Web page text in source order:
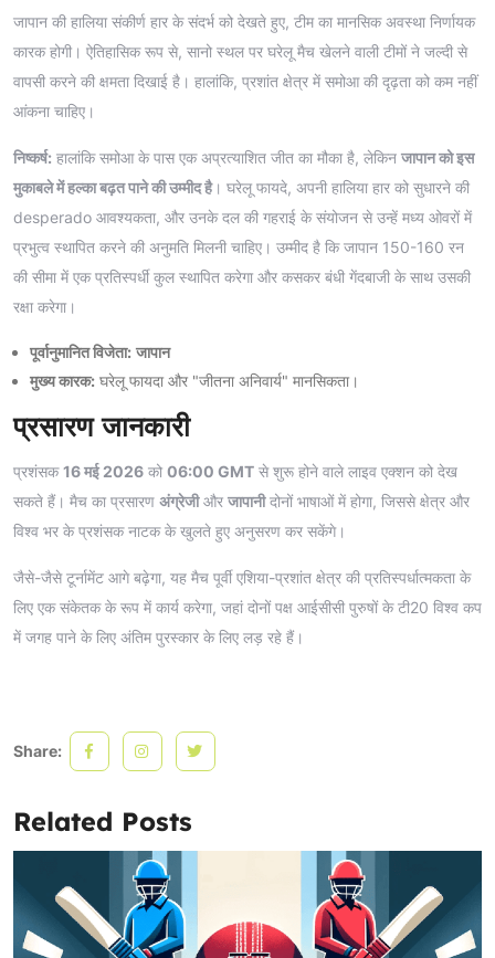
जापान की हालिया संकीर्ण हार के संदर्भ को देखते हुए, टीम का मानसिक अवस्था निर्णायक
कारक होगी। ऐतिहासिक रूप से, सानो स्थल पर घरेलू मैच खेलने वाली टीमों ने जल्दी से
वापसी करने की क्षमता दिखाई है। हालांकि, प्रशांत क्षेत्र में समोआ की दृढ़ता को कम नहीं
आंकना चाहिए।
निष्कर्ष: हालांकि समोआ के पास एक अप्रत्याशित जीत का मौका है, लेकिन जापान को इस
मुकाबले में हल्का बढ़त पाने की उम्मीद है। घरेलू फायदे, अपनी हालिया हार को सुधारने की
desperado आवश्यकता, और उनके दल की गहराई के संयोजन से उन्हें मध्य ओवरों में
प्रभुत्व स्थापित करने की अनुमति मिलनी चाहिए। उम्मीद है कि जापान 150-160 रन
की सीमा में एक प्रतिस्पर्धी कुल स्थापित करेगा और कसकर बंधी गेंदबाजी के साथ उसकी
रक्षा करेगा।
पूर्वानुमानित विजेता: जापान
मुख्य कारक: घरेलू फायदा और "जीतना अनिवार्य" मानसिकता।
प्रसारण जानकारी
प्रशंसक16 मई 2026 को 06:00 GMT से शुरू होने वाले लाइव एक्शन को देख
सकते हैं। मैच का प्रसारण अंग्रेजीऔर जापानीदोनों भाषाओं में होगा, जिससे क्षेत्र और
विश्व भर के प्रशंसक नाटक के खुलते हुए अनुसरण कर सकेंगे।
जैसे-जैसे टूर्नामेंट आगे बढ़ेगा, यह मैच पूर्वी एशिया-प्रशांत क्षेत्र की प्रतिस्पर्धात्मकता के
लिए एक संकेतक के रूप में कार्य करेगा, जहां दोनों पक्ष आईसीसी पुरुषों के टी20 विश्व कप
में जगह पाने के लिए अंतिम पुरस्कार के लिए लड़ रहे हैं।
Share:
Related Posts